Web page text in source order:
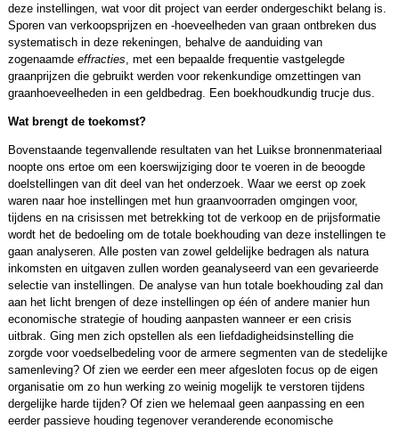
deze instellingen, wat voor dit project van eerder ondergeschikt belang is.
Sporen van verkoopsprijzen en -hoeveelheden van graan ontbreken dus
systematisch in deze rekeningen, behalve de aanduiding van
zogenaamde effracties, met een bepaalde frequentie vastgelegde
graanprijzen die gebruikt werden voor rekenkundige omzettingen van
graanhoeveelheden in een geldbedrag. Een boekhoudkundig trucje dus.
Wat brengt de toekomst?
Bovenstaande tegenvallende resultaten van het Luikse bronnenmateriaal
noopte ons ertoe om een koerswijziging door te voeren in de beoogde
doelstellingen van dit deel van het onderzoek. Waar we eerst op zoek
waren naar hoe instellingen met hun graanvoorraden omgingen voor,
tijdens en na crisissen met betrekking tot de verkoop en de prijsformatie
wordt het de bedoeling om de totale boekhouding van deze instellingen te
gaan analyseren. Alle posten van zowel geldelijke bedragen als natura
inkomsten en uitgaven zullen worden geanalyseerd van een gevarieerde
selectie van instellingen. De analyse van hun totale boekhouding zal dan
aan het licht brengen of deze instellingen op één of andere manier hun
economische strategie of houding aanpasten wanneer er een crisis
uitbrak. Ging men zich opstellen als een liefdadigheidsinstelling die
zorgde voor voedselbedeling voor de armere segmenten van de stedelijke
samenleving? Of zien we eerder een meer afgesloten focus op de eigen
organisatie om zo hun werking zo weinig mogelijk te verstoren tijdens
dergelijke harde tijden? Of zien we helemaal geen aanpassing en een
eerder passieve houding tegenover veranderende economische